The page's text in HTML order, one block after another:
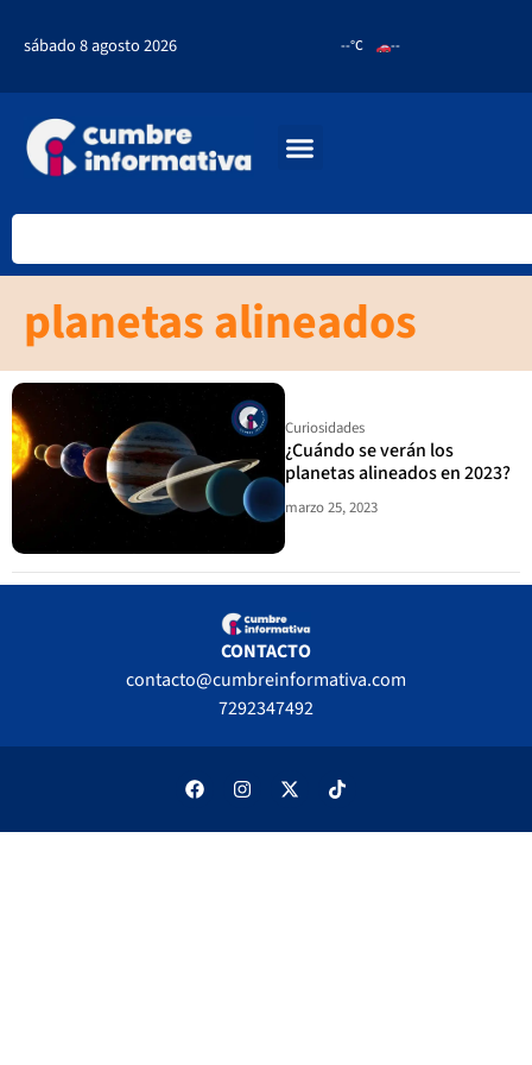
sábado 8 agosto 2026 --°C --
planetas alineados
Curiosidades
¿Cuándo se verán los
planetas alineados en 2023?
marzo 25, 2023
CONTACTO
contacto@cumbreinformativa.com
7292347492